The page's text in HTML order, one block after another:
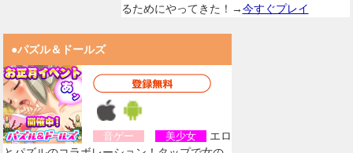
るためにやってきた！→今すぐプレイ
●パズル＆ドールズ
音ゲー 美少女
エロ